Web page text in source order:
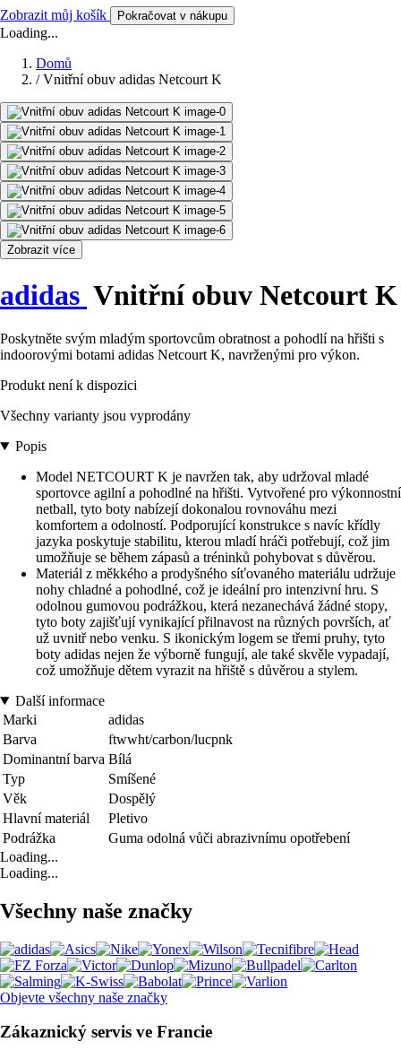
Zobrazit můj košík Pokračovat v nákupu
Loading...
Domů
/ Vnitřní obuv adidas Netcourt K
Zobrazit více
adidas Vnitřní obuv Netcourt K
Poskytněte svým mladým sportovcům obratnost a pohodlí na hřišti s
indoorovými botami adidas Netcourt K, navrženými pro výkon.
Produkt není k dispozici
Všechny varianty jsou vyprodány
Popis
Model NETCOURT K je navržen tak, aby udržoval mladé
sportovce agilní a pohodlné na hřišti. Vytvořené pro výkonnostní
netball, tyto boty nabízejí dokonalou rovnováhu mezi
komfortem a odolností. Podporující konstrukce s navíc křídly
jazyka poskytuje stabilitu, kterou mladí hráči potřebují, což jim
umožňuje se během zápasů a tréninků pohybovat s důvěrou.
Materiál z měkkého a prodyšného síťovaného materiálu udržuje
nohy chladné a pohodlné, což je ideální pro intenzivní hru. S
odolnou gumovou podrážkou, která nezanechává žádné stopy,
tyto boty zajišťují vynikající přilnavost na různých površích, ať
už uvnitř nebo venku. S ikonickým logem se třemi pruhy, tyto
boty adidas nejen že výborně fungují, ale také skvěle vypadají,
což umožňuje dětem vyrazit na hřiště s důvěrou a stylem.
Další informace
Marki
adidas
Barva
ftwwht/carbon/lucpnk
Dominantní barva Bílá
Typ
Smíšené
Věk
Dospělý
Hlavní materiál
Pletivo
Podrážka
Guma odolná vůči abrazivnímu opotřebení
Loading...
Loading...
Všechny naše značky
Objevte všechny naše značky
Zákaznický servis ve Francie